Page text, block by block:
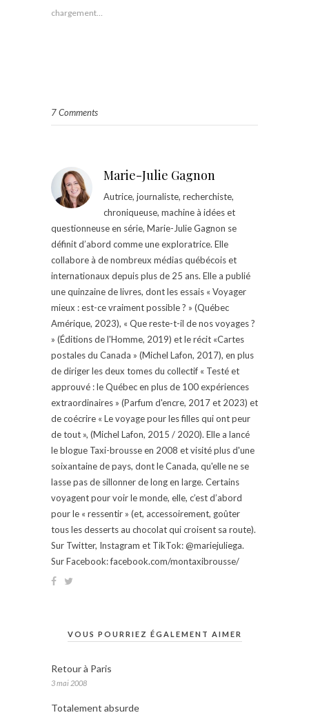
chargement…
7 Comments
Marie-Julie Gagnon
Autrice, journaliste, recherchiste,
chroniqueuse, machine à idées et
questionneuse en série, Marie-Julie Gagnon se
définit d’abord comme une exploratrice. Elle
collabore à de nombreux médias québécois et
internationaux depuis plus de 25 ans. Elle a publié
une quinzaine de livres, dont les essais « Voyager
mieux : est-ce vraiment possible ? » (Québec
Amérique, 2023), « Que reste-t-il de nos voyages ?
» (Éditions de l'Homme, 2019) et le récit «Cartes
postales du Canada » (Michel Lafon, 2017), en plus
de diriger les deux tomes du collectif « Testé et
approuvé : le Québec en plus de 100 expériences
extraordinaires » (Parfum d'encre, 2017 et 2023) et
de coécrire « Le voyage pour les filles qui ont peur
de tout », (Michel Lafon, 2015 / 2020). Elle a lancé
le blogue Taxi-brousse en 2008 et visité plus d'une
soixantaine de pays, dont le Canada, qu'elle ne se
lasse pas de sillonner de long en large. Certains
voyagent pour voir le monde, elle, c’est d’abord
pour le « ressentir » (et, accessoirement, goûter
tous les desserts au chocolat qui croisent sa route).
Sur Twitter, Instagram et TikTok: @mariejuliega.
Sur Facebook: facebook.com/montaxibrousse/
VOUS POURRIEZ ÉGALEMENT AIMER
Retour à Paris
3 mai 2008
Totalement absurde